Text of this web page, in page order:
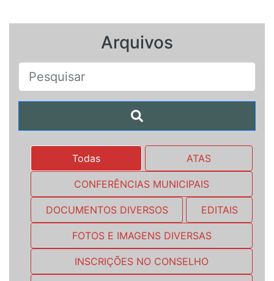
Arquivos
Todas ATAS
CONFERÊNCIAS MUNICIPAIS
DOCUMENTOS DIVERSOS EDITAIS
FOTOS E IMAGENS DIVERSAS
INSCRIÇÕES NO CONSELHO